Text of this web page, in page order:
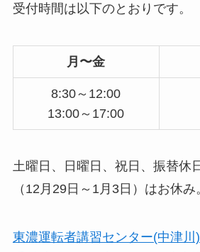
受付時間は以下のとおりです。
月〜金
8:30～12:00
13:00～17:00
土曜日、日曜日、祝日、振替休
（12月29日～1月3日）はお休み
東濃運転者講習センター(中津川